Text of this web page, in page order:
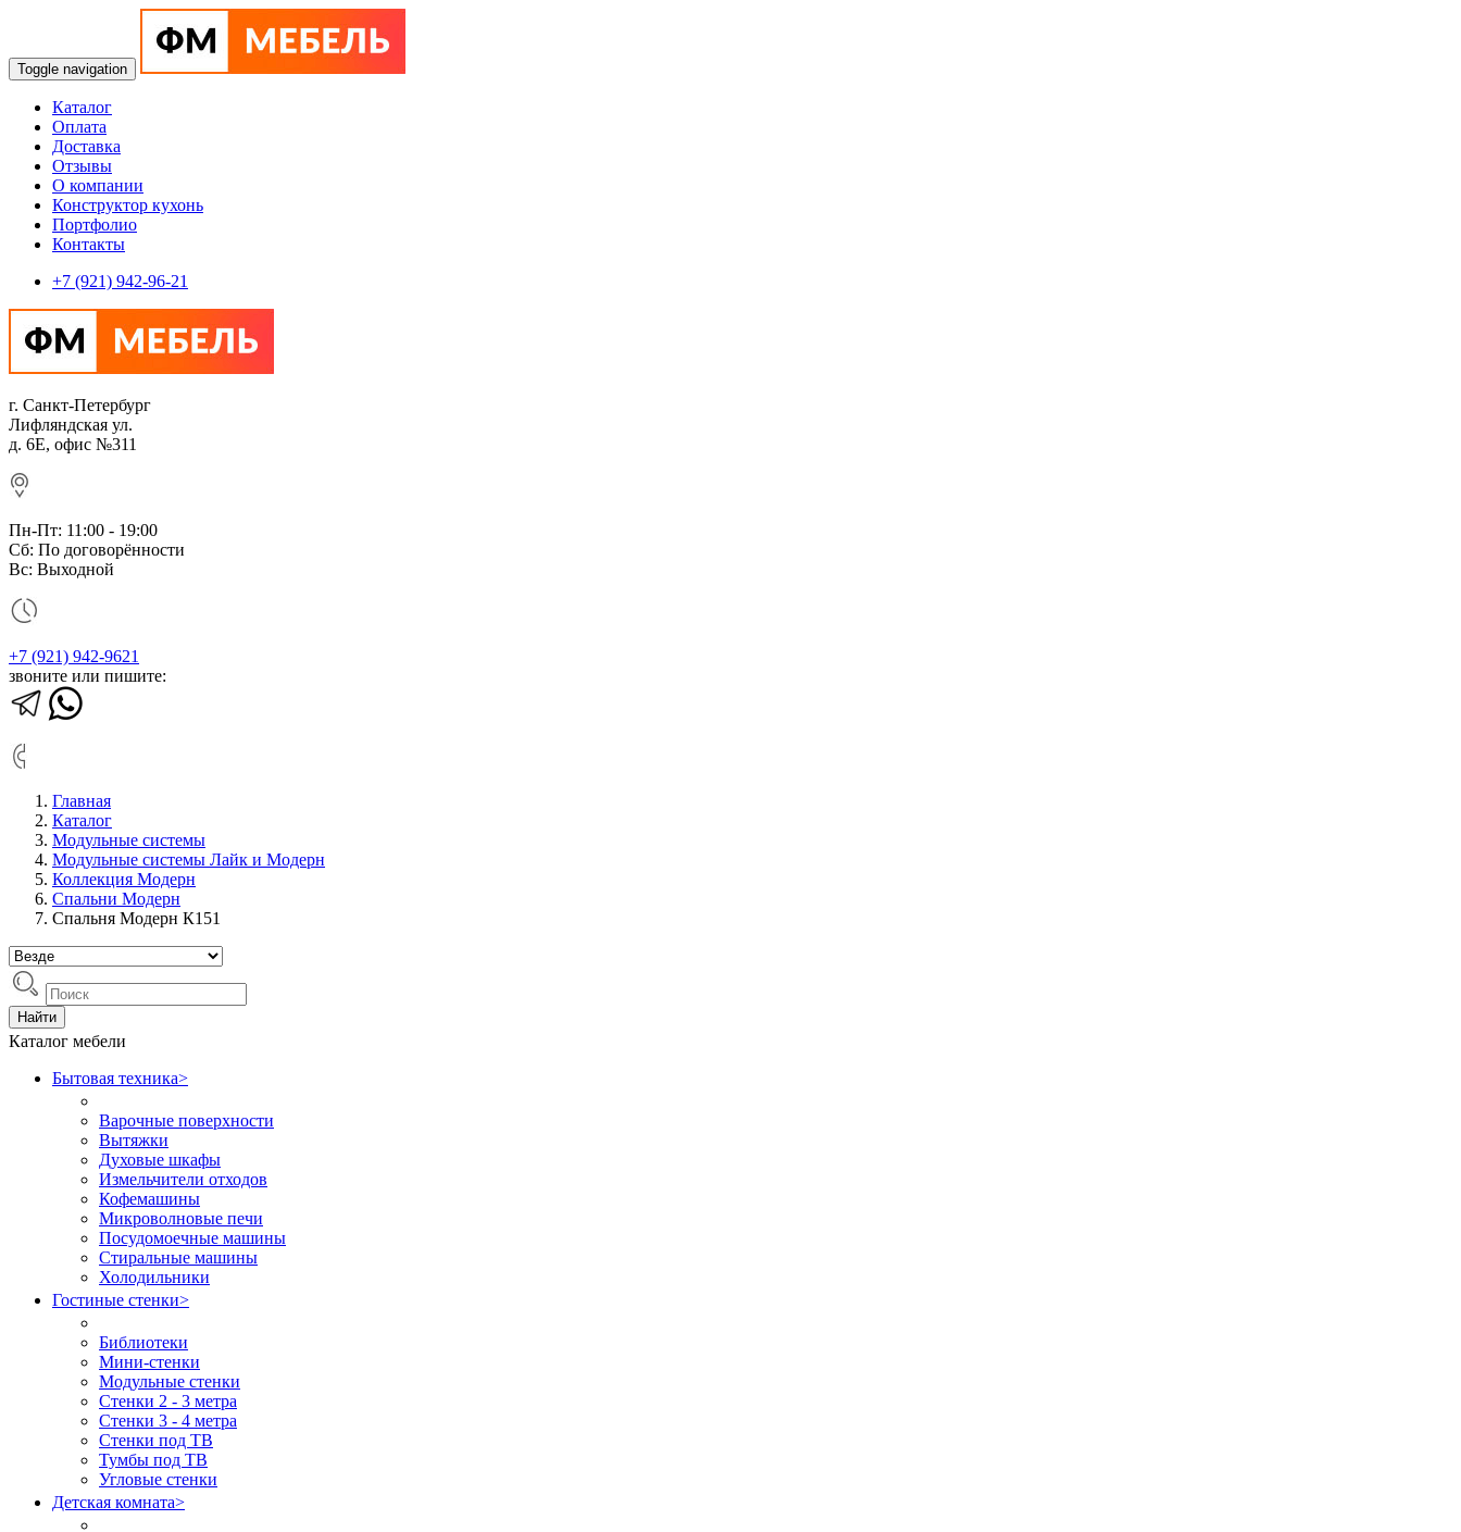
Toggle navigation
Каталог
Оплата
Доставка
Отзывы
О компании
Конструктор кухонь
Портфолио
Контакты
+7 (921) 942-96-21
г. Санкт-Петербург
Лифляндская ул.
д. 6Е, офис №311
Пн-Пт: 11:00 - 19:00
Сб: По договорённости
Вс: Выходной
+7 (921) 942-9621
звоните или пишите:
Главная
Каталог
Модульные системы
Модульные системы Лайк и Модерн
Коллекция Модерн
Спальни Модерн
Спальня Модерн К151
Найти
Каталог мебели
Бытовая техника>
Варочные поверхности
Вытяжки
Духовые шкафы
Измельчители отходов
Кофемашины
Микроволновые печи
Посудомоечные машины
Стиральные машины
Холодильники
Гостиные стенки>
Библиотеки
Мини-стенки
Модульные стенки
Стенки 2 - 3 метра
Стенки 3 - 4 метра
Стенки под ТВ
Тумбы под ТВ
Угловые стенки
Детская комната>